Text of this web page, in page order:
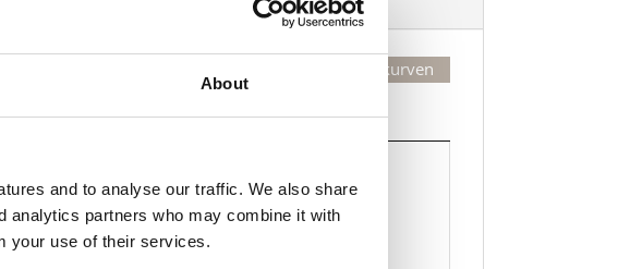
About
and to analyse our traffic. We also share
analytics partners who may combine it with
your use of their services.
Legg valgte i handlekurven
Kjøp
Flower
merkepenn
Legg til i handlekurven